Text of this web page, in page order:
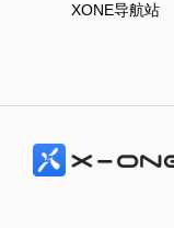
XONE导航站